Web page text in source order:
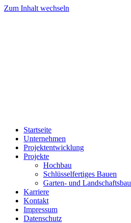
Zum Inhalt wechseln
Startseite
Unternehmen
Projektentwicklung
Projekte
Hochbau
Schlüsselfertiges Bauen
Garten- und Landschaftsbau
Karriere
Kontakt
Impressum
Datenschutz